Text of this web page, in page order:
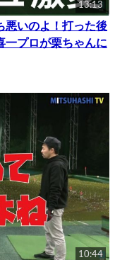
13:13
悪いのよ！打った後
一プロが栗ちゃんに
10:44